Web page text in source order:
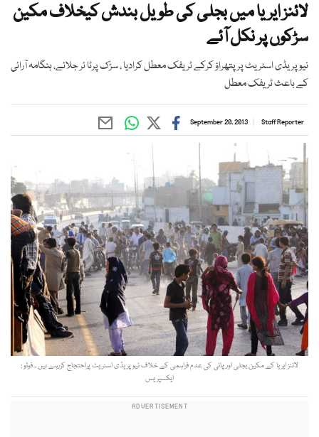
لائنز ایریا میں بجلی کی طویل بندش کیخلاف مکین
سڑکوں پر نکل آئے
نیو پریڈی اسٹریٹ پر پتھراؤ کرکے ٹریفک معطل کرادیا ، سڑک پرٹا ئر جلائے، ہنگامہ آرائی
کے باعث ٹریفک معطل
Staff Reporter
September 20, 2013
لائنز ایریا کے مکین بجلی اورپانی کی عدم فراہمی کے خلاف نیو پریڈی اسٹریٹ پراحتجاج کررہے ہیں ۔ فوٹو :
ایکسپریس